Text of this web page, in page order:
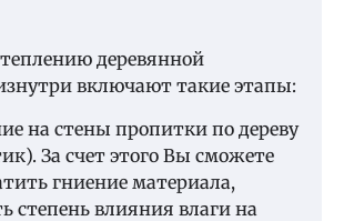
деревянной
включают такие этапы:
на стены пропитки по дереву
За счет этого Вы сможете
гниение материала,
степень влияния влаги на